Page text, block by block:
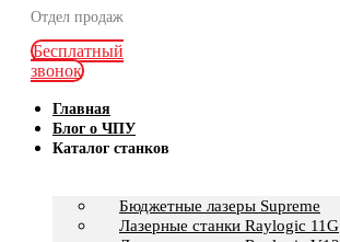
Отдел продаж
Бесплатный
звонок
Главная
Блог о ЧПУ
Каталог станков
Бюджетные лазеры Supreme
Лазерные станки Raylogic 11G